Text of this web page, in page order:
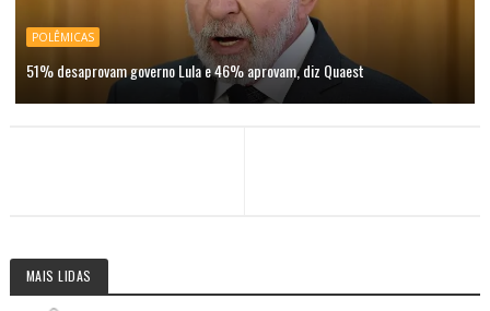
POLÊMICAS
51% desaprovam governo Lula e 46% aprovam, diz Quaest
MAIS LIDAS